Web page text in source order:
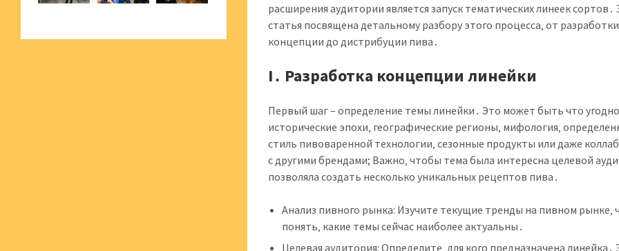
расширения аудитории является запуск тематических линеек сортов․
статья посвящена детальному разбору этого процесса‚ от разработки
концепции до дистрибуции пива․
I․ Разработка концепции линейки
Первый шаг – определение темы линейки․ Это может быть что
исторические эпохи‚ географические регионы‚ мифология‚
стиль пивоваренной технологии‚ сезонные продукты или даже
с другими брендами; Важно‚ чтобы тема была интересна целевой
позволяла создать несколько уникальных рецептов пива․
Анализ пивного рынка: Изучите текущие тренды на пивном рынке‚
понять‚ какие темы сейчас наиболее актуальны․
Целевая аудитория: Определите‚ для кого предназначена линейка․